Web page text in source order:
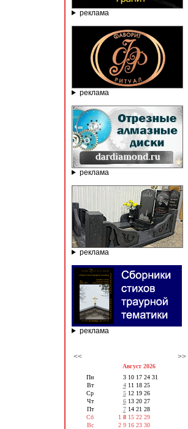
реклама
реклама
реклама
реклама
реклама
<< >>
Август 2026
Пн
Вт
Ср
Чт
Пт
Сб
Вс
3 10 17 24 31
4 11 18 25
5 12 19 26
6 13 20 27
7 14 21 28
1 8 15 22 29
2 9 16 23 30